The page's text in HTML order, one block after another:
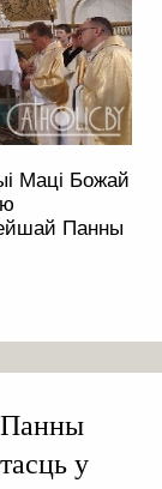
Маці Божай
Панны
у